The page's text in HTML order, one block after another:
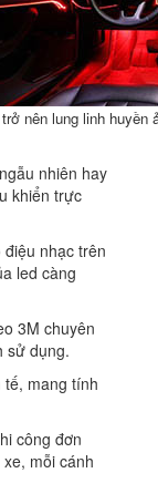
nên lung linh huyền
nhiên hay
khiển trực
nhạc trên
led càng
3M chuyên
sử dụng.
mang tính
công đơn
mỗi cánh